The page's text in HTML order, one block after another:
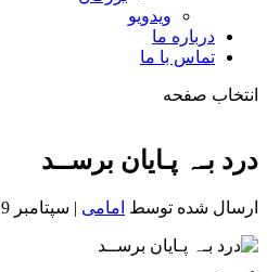
ویدویو
درباره ما
تماس با ما
انتخاب صفحه
خون
شمال
درد بـہ پـایان برســد
ارسال شده توسط امامی | سپتامبر 19, 2019